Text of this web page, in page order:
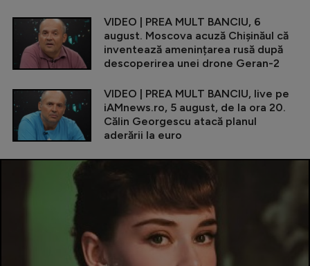
VIDEO | PREA MULT BANCIU, 6
august. Moscova acuză Chișinăul că
inventează amenințarea rusă după
descoperirea unei drone Geran-2
VIDEO | PREA MULT BANCIU, live pe
iAMnews.ro, 5 august, de la ora 20.
Călin Georgescu atacă planul
aderării la euro